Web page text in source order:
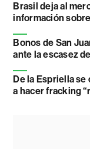
Brasil deja al
información
Bonos de San
ante la escasez
De la Espriella
a hacer fracking